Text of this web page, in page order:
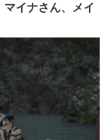
イナさん、メイ